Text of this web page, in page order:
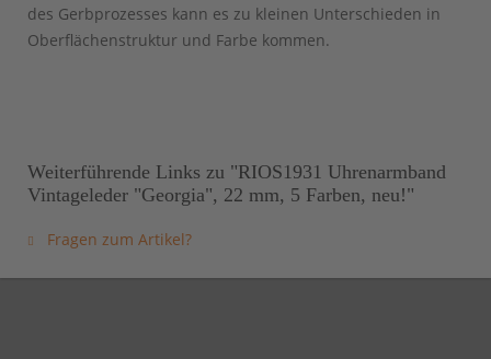
des Gerbprozesses kann es zu kleinen Unterschieden in
Oberflächenstruktur und Farbe kommen.
Weiterführende Links zu "RIOS1931 Uhrenarmband
Vintageleder "Georgia", 22 mm, 5 Farben, neu!"
Fragen zum Artikel?